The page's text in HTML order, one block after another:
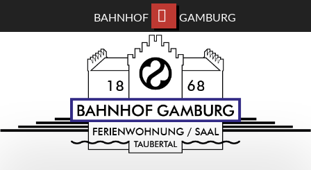
BAHNHOF GAMBURG
BAHNHOF GAMBURG
Ferienwohnung und Eventsaal im Taubertal